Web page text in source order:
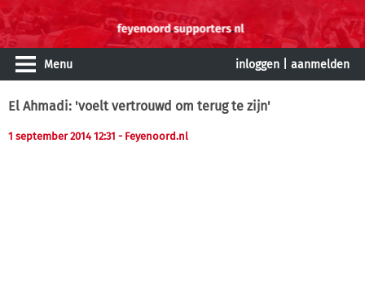
Menu inloggen aanmelden
El Ahmadi: 'voelt vertrouwd om terug te zijn'
1 september 2014 12:31 - Feyenoord.nl